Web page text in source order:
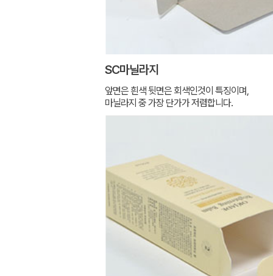
SC마닐라지
앞면은 흰색 뒷면은 회색인것이 특징이며,
마닐라지 중 가장 단가가 저렴합니다.